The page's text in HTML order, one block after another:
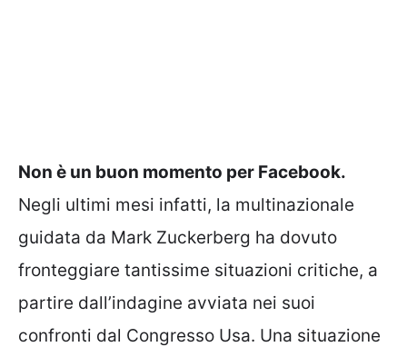
Non è un buon momento per Facebook.
Negli ultimi mesi infatti, la multinazionale
guidata da Mark Zuckerberg ha dovuto
fronteggiare tantissime situazioni critiche, a
partire dall’indagine avviata nei suoi
confronti dal Congresso Usa. Una situazione